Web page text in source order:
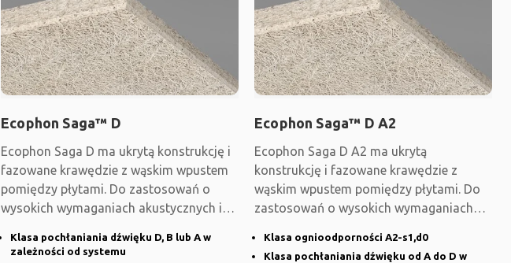
Ecophon Saga™ D
Ecophon Saga D ma ukrytą konstrukcję i
fazowane krawędzie z wąskim wpustem
pomiędzy płytami. Do zastosowań o
wysokich wymaganiach akustycznych i
Klasa pochłaniania dźwięku D, B lub A w
zależności od systemu
Ecophon Saga™ D A2
Ecophon Saga D A2 ma ukrytą
konstrukcję i fazowane krawędzie z
wąskim wpustem pomiędzy płytami. Do
zastosowań o wysokich wymaganiach
Klasa ognioodporności A2-s1,d0
Klasa pochłaniania dźwięku od A do D w